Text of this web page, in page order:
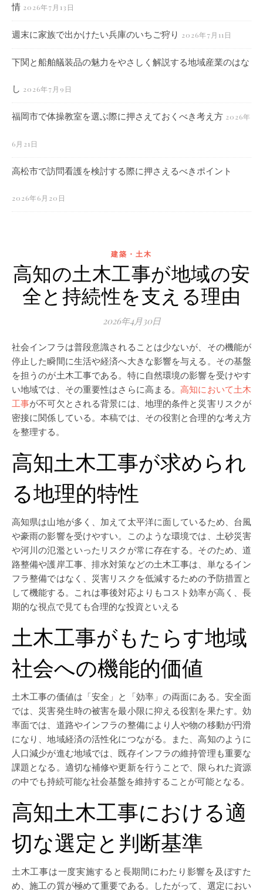
情 2026年7月13日
週末に家族で出かけたい兵庫のいちご狩り 2026年7月11日
下関と船舶艤装品の魅力をやさしく解説する地域産業のはな
し 2026年7月9日
福岡市で体操教室を選ぶ際に押さえておくべき考え方 2026年
6月21日
高松市で訪問看護を検討する際に押さえるべきポイント
2026年6月20日
建築・土木
高知の土木工事が地域の安
全と持続性を支える理由
2026年4月30日
社会インフラは普段意識されることは少ないが、その機能が
停止した瞬間に生活や経済へ大きな影響を与える。その基盤
を担うのが土木工事である。特に自然環境の影響を受けやす
い地域では、その重要性はさらに高まる。高知において土木
工事が不可欠とされる背景には、地理的条件と災害リスクが
密接に関係している。本稿では、その役割と合理的な考え方
を整理する。
高知土木工事が求められ
る地理的特性
高知県は山地が多く、加えて太平洋に面しているため、台風
や豪雨の影響を受けやすい。このような環境では、土砂災害
や河川の氾濫といったリスクが常に存在する。そのため、道
路整備や護岸工事、排水対策などの土木工事は、単なるイン
フラ整備ではなく、災害リスクを低減するための予防措置と
して機能する。これは事後対応よりもコスト効率が高く、長
期的な視点で見ても合理的な投資といえる
土木工事がもたらす地域
社会への機能的価値
土木工事の価値は「安全」と「効率」の両面にある。安全面
では、災害発生時の被害を最小限に抑える役割を果たす。効
率面では、道路やインフラの整備により人や物の移動が円滑
になり、地域経済の活性化につながる。また、高知のように
人口減少が進む地域では、既存インフラの維持管理も重要な
課題となる。適切な補修や更新を行うことで、限られた資源
の中でも持続可能な社会基盤を維持することが可能となる。
高知土木工事における適
切な選定と判断基準
土木工事は一度実施すると長期間にわたり影響を及ぼすた
め、施工の質が極めて重要である。したがって、選定におい